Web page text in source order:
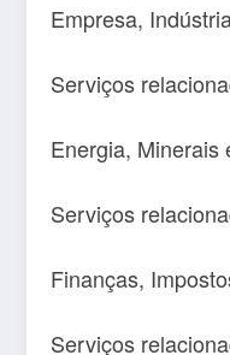
Empresa,
Serviços
Energia, Minerais
Serviços
Finanças,
Serviços